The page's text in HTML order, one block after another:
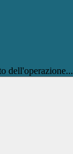
dell'operazione...